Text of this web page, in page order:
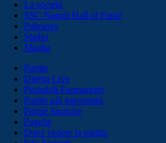
La società
SSC Napoli Hall of Fame
Palmares
Stadio
Maglia
Partite
Diretta Live
Probabili Formazioni
Partite più importanti
Partite Storiche
Pagelle
Dove vedere la partita